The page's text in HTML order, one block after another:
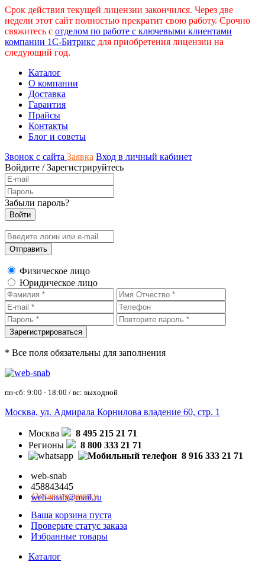
Срок действия текущей лицензии закончился. Через две
недели этот сайт полностью прекратит свою работу. Срочно
свяжитесь с отделом по работе с ключевыми клиентами
компании 1С-Битрикс для приобретения лицензии на
следующий год.
Каталог
О компании
Доставка
Гарантия
Прайсы
Контакты
Блог и советы
Звонок с сайта Заявка Вход в личный кабинет
Войдите /Зарегистрируйтесь
Забыли пароль?
Физическое лицо
Юридическое лицо
* Все поля обязательны для заполнения
пн-сб: 9:00 - 18:00 / вс: выходной
Москва, ул. Адмирала Корнилова владение 60, стр. 1
Москва
8 495 215 21 71
Регионы
8 800 333 21 71
8 916 333 21 71
web-snab
458843445
web-snab@mail.ru
Оставить заявку
Ваша корзина пуста
Проверьте статус заказа
Избранные товары
Каталог